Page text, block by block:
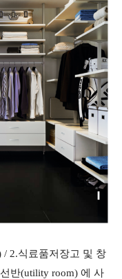
/ 2.식료품저장고 및 창
반(utility room) 에 사